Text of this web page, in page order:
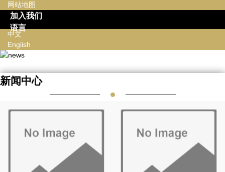
网站地图
加入我们
语言
中文
English
新闻中心